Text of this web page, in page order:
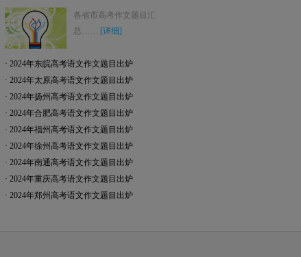
各省市高考作文题目汇
总…… [详细]
· 2024年东皖高考语文作文题目出炉
· 2024年太原高考语文作文题目出炉
· 2024年扬州高考语文作文题目出炉
· 2024年合肥高考语文作文题目出炉
· 2024年福州高考语文作文题目出炉
· 2024年徐州高考语文作文题目出炉
· 2024年南通高考语文作文题目出炉
· 2024年重庆高考语文作文题目出炉
· 2024年郑州高考语文作文题目出炉